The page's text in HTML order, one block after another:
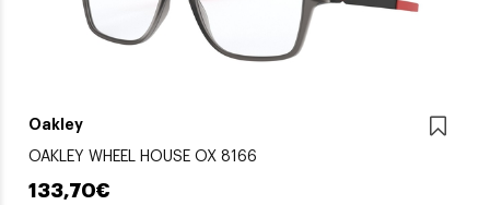
Oakley
OAKLEY WHEEL HOUSE OX 8166
133,70€